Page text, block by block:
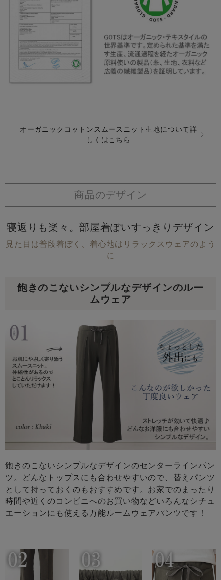
オーガニックコットンスムースニット生地について詳
しくはこちら
商品のデザイン
寝返りも楽々。部屋着ぽいすっきりデザイン
見た目は普段着ぽく、着心地はリラックスウェアのよう
に
飽きのこないシンプルなデザインのルー
ムウェア
飽きのこないシンプルなデザインのセンターラインパン
ツ。どんなトップスにも合わせやすいので、替えパンツ
として持っておくのもおすすめです。お家でのまったり
時間や近くのコンビニへのお買い物などいろんなシチュ
エーションにも使える万能ルームウェアパンツです！